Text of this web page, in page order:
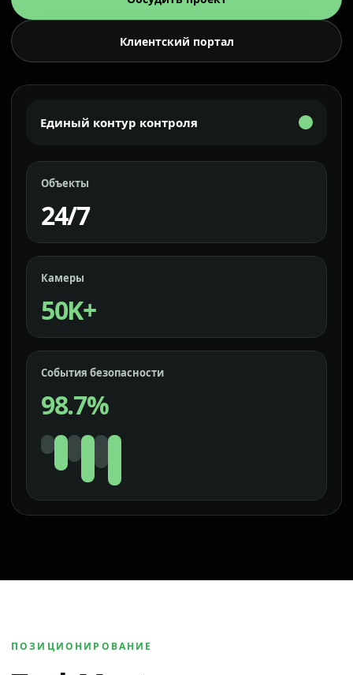
Клиентский портал
Единый контур контроля
Объекты
24/7
Камеры
50K+
События безопасности
98.7%
ПОЗИЦИОНИРОВАНИЕ